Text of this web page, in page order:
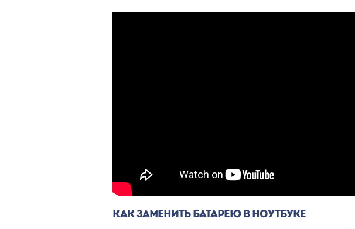
КАК ЗАМЕНИТЬ БАТАРЕЮ В НОУТБУКЕ